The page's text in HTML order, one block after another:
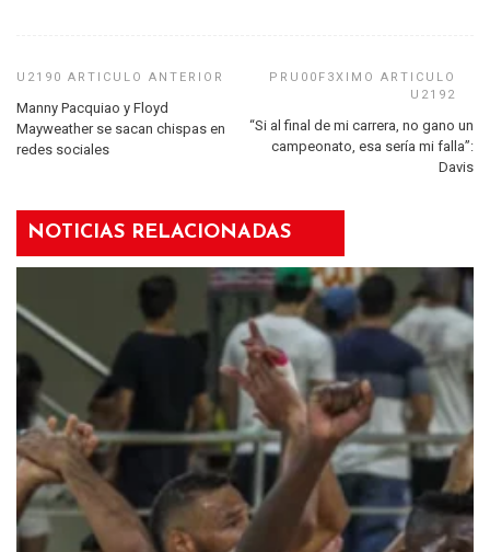
Manny Pacquiao y Floyd
Mayweather se sacan chispas en
redes sociales
“Si al final de mi carrera, no gano un
campeonato, esa sería mi falla”:
Davis
NOTICIAS RELACIONADAS